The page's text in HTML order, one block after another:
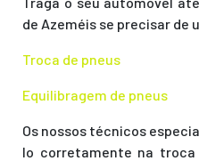
de Azeméis se precisar de
Troca de pneus
Equilibragem de pneus
Os nossos técnicos
lo corretamente na troca